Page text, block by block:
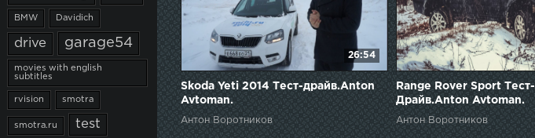
BMW Davidich
drive garage54
movies with english
subtitles
rvision smotra
smotra.ru test
26:54
Skoda Yeti 2014 Тест-драйв.Anton
Avtoman.
Антон Воротников
Range Rover Sport Тест-
Драйв.Anton Avtoman.
Антон Воротников